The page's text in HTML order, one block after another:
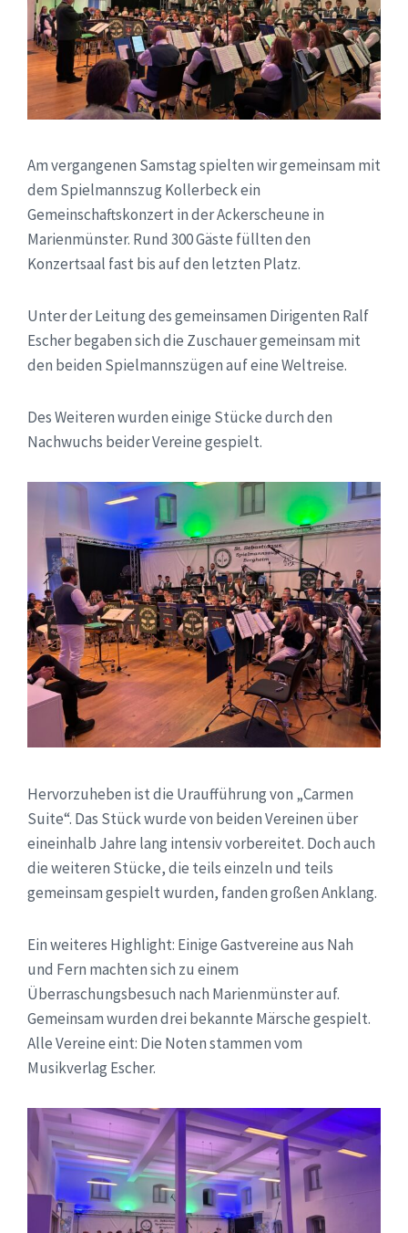
Am vergangenen Samstag spielten wir gemeinsam mit
dem Spielmannszug Kollerbeck ein
Gemeinschaftskonzert in der Ackerscheune in
Marienmünster. Rund 300 Gäste füllten den
Konzertsaal fast bis auf den letzten Platz.
Unter der Leitung des gemeinsamen Dirigenten Ralf
Escher begaben sich die Zuschauer gemeinsam mit
den beiden Spielmannszügen auf eine Weltreise.
Des Weiteren wurden einige Stücke durch den
Nachwuchs beider Vereine gespielt.
Hervorzuheben ist die Uraufführung von „Carmen
Suite“. Das Stück wurde von beiden Vereinen über
eineinhalb Jahre lang intensiv vorbereitet. Doch auch
die weiteren Stücke, die teils einzeln und teils
gemeinsam gespielt wurden, fanden großen Anklang.
Ein weiteres Highlight: Einige Gastvereine aus Nah
und Fern machten sich zu einem
Überraschungsbesuch nach Marienmünster auf.
Gemeinsam wurden drei bekannte Märsche gespielt.
Alle Vereine eint: Die Noten stammen vom
Musikverlag Escher.